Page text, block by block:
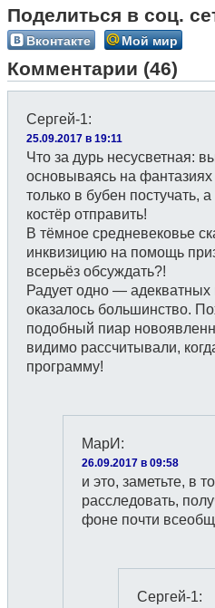
Поделиться в соц.
Вконтакте Мой мир
Комментарии (46)
Сергей-1:
25.09.2017 в 19:11
Что за дурь несусветная:
основываясь на
только в бубен постучать,
костёр отправить!
В тёмное средневековье
инквизицию на помощь
всерьёз обсуждать?!
Радует одно —
оказалось большинство.
подобный пиар
видимо рассчитывали,
программу!
МарИ :
26.09.2017 в 09:58
и это, заметьте, в
расследовать,
фоне почти
Сергей-1: